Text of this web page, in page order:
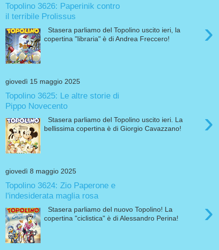
Topolino 3626: Paperinik contro
il terribile Prolissus
›
Stasera parliamo del Topolino uscito ieri, la
copertina "libraria" è di Andrea Freccero!
giovedì 15 maggio 2025
Topolino 3625: Le altre storie di
Pippo Novecento
›
Stasera parliamo del Topolino uscito ieri. La
bellissima copertina è di Giorgio Cavazzano!
giovedì 8 maggio 2025
Topolino 3624: Zio Paperone e
l'indesiderata maglia rosa
›
Stasera parliamo del nuovo Topolino! La
copertina "ciclistica" è di Alessandro Perina!